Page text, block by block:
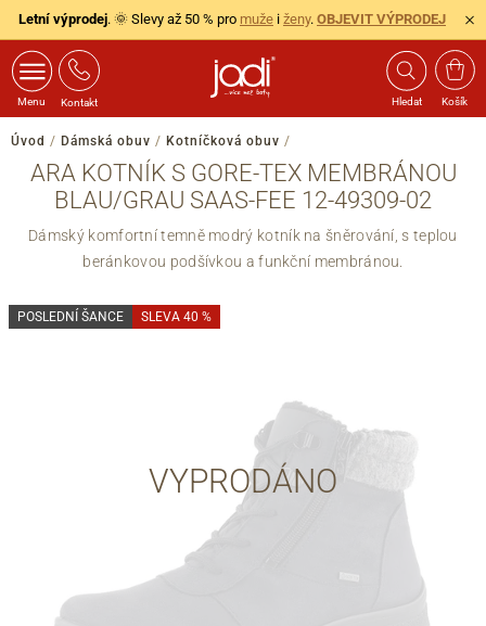
Letní výprodej. 🌞 Slevy až 50 % pro muže i ženy. OBJEVIT VÝPRODEJ
Menu Kontakt Hledat Košík
Úvod / Dámská obuv / Kotníčková obuv /
ARA KOTNÍK S GORE-TEX MEMBRÁNOU
BLAU/GRAU SAAS-FEE 12-49309-02
Dámský komfortní temně modrý kotník na šněrování, s teplou
beránkovou podšívkou a funkční membránou.
VYPRODÁNO
POSLEDNÍ ŠANCE SLEVA 40 %